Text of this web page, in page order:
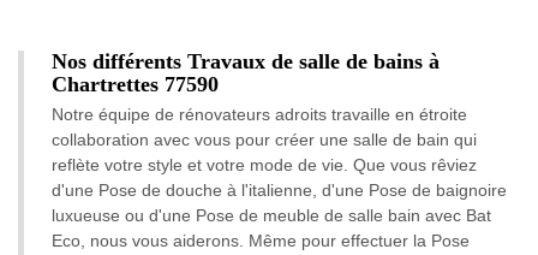
Nos différents Travaux de salle de bains à
Chartrettes 77590
Notre équipe de rénovateurs adroits travaille en étroite
collaboration avec vous pour créer une salle de bain qui
reflète votre style et votre mode de vie. Que vous rêviez
d'une Pose de douche à l'italienne, d'une Pose de baignoire
luxueuse ou d'une Pose de meuble de salle bain avec Bat
Eco, nous vous aiderons. Même pour effectuer la Pose